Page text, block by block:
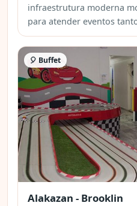
infraestrutura moderna
para atender eventos
🎈 Buffet
Alakazan - Brooklin